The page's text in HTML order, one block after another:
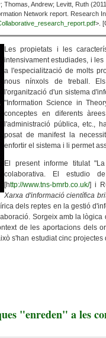
Andrew; Levitt, Ruth
Network report. Research
>.
Les propietats i les
intensivament estudiades, i
a l'especialització de molts
nous nínxols de treball.
l'organització d'un sistema
"Information Science in
conceptes en diferents
l'administració pública, etc.,
posat de manifest la
enfortir el sistema i li permet
El present informe titulat
colaborativa. El estudio
[http://www.tns-bmrb.co.uk/] i
Xarxa d'informació científica
dels reptes en la gestió
Sorgeix amb la
de les aportacions dels
s'han estudiat cinc
En Els Projectes De
"enreden" a les